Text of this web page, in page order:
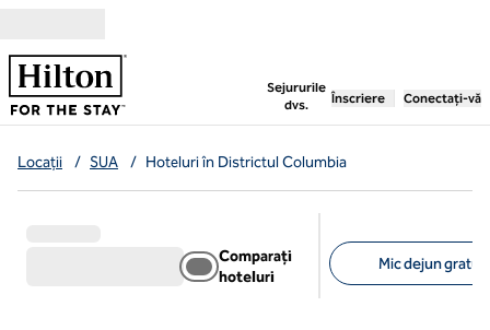
Sejururile
dvs.
, deschide o filă nouă
Înscriere Conectați-vă
Locații / SUA / Hoteluri în Districtul Columbia
Comparați
hoteluri
Mic dejun gratuit